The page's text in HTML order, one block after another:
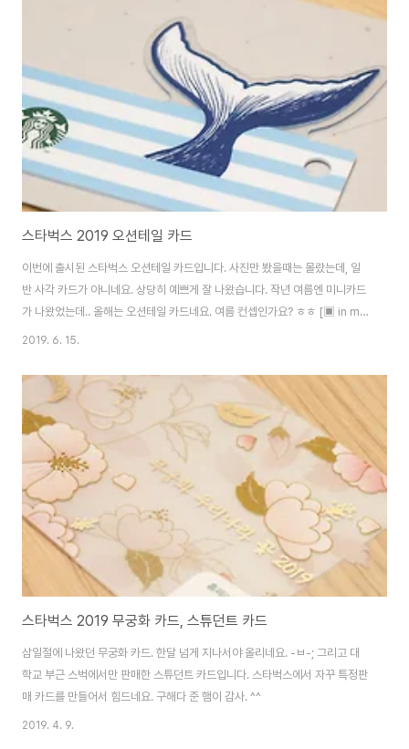
2017 코리아 카드네요. 최소 충전금액은 5천원. 스타벅스는 어플 구현과 사이
렌 오더가 잘 되어.. noleter.net [▣ in my life../└ 만물지름상] - 올해도 돌
아온 스타벅스 2018 광복절 카드 올..
스타벅스 2019 오션테일 카드
이번에 출시된 스타벅스 오션테일 카드입니다. 사진만 봤을때는 몰랐는데, 일
반 사각 카드가 아니네요. 상당히 예쁘게 잘 나왔습니다. 작년 여름엔 미니카드
가 나왔었는데.. 올해는 오션테일 카드네요. 여름 컨셉인가요? ㅎㅎ [▣ in my
life../└ 만물지름상] - 스타벅스 2018 서머 미니카드 독특한 모양으로 나왔던
테일 카드도 정말 잘 나왔네요.
2019. 6. 15.
스타벅스 2019 무궁화 카드, 스튜던트 카드
삼일절에 나왔던 무궁화 카드. 한달 넘게 지나서야 올리네요. -ㅂ-; 그리고 대
학교 부근 스벅에서만 판매한 스튜던트 카드입니다. 스타벅스에서 자꾸 특정판
매 카드를 만들어서 힘드네요. 구해다 준 햄이 감사. ^^
2019. 4. 9.